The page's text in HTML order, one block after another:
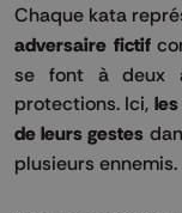
Chaque kata
adversaire fictif
se font à deux
protections. Ici,
de leurs gestes
plusieurs ennemis.